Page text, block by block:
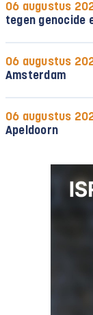
06 augustus
tegen genocide
06 augustus
Amsterdam
06 augustus
Apeldoorn